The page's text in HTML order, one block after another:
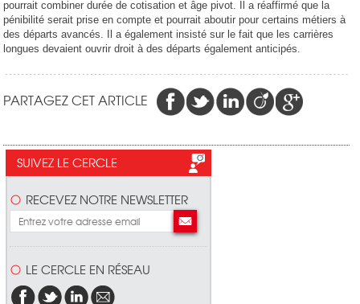
pourrait combiner durée de cotisation et âge pivot. Il a réaffirmé que la
pénibilité serait prise en compte et pourrait aboutir pour certains métiers à
des départs avancés. Il a également insisté sur le fait que les carrières
longues devaient ouvrir droit à des départs également anticipés.
PARTAGEZ CET ARTICLE
SUIVEZ LE CERCLE
RECEVEZ NOTRE NEWSLETTER
LE CERCLE EN RÉSEAU